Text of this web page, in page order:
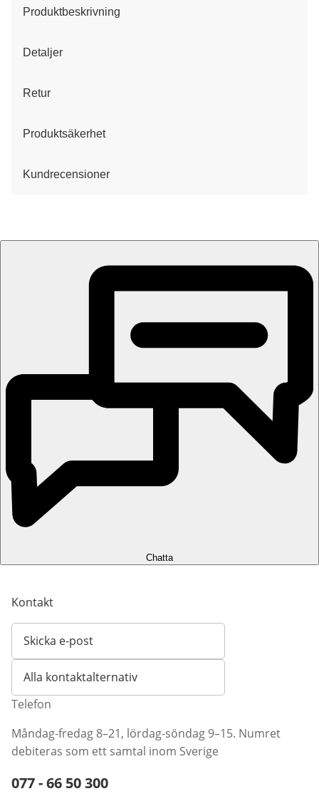
Produktbeskrivning
Detaljer
Retur
Produktsäkerhet
Kundrecensioner
Chatta
Kontakt
Skicka e-post
Öppnar e-postklient
Alla kontaktalternativ
Telefon
Måndag-fredag 8–21, lördag-söndag 9–15. Numret
debiteras som ett samtal inom Sverige
Telefonnummer:
077 - 66 50 300